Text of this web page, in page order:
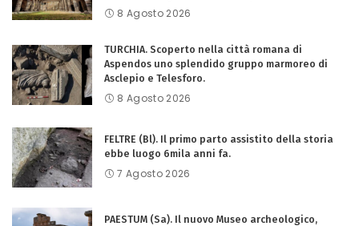
8 Agosto 2026
TURCHIA. Scoperto nella città romana di
Aspendos uno splendido gruppo marmoreo di
Asclepio e Telesforo.
8 Agosto 2026
FELTRE (Bl). Il primo parto assistito della storia
ebbe luogo 6mila anni fa.
7 Agosto 2026
PAESTUM (Sa). Il nuovo Museo archeologico,